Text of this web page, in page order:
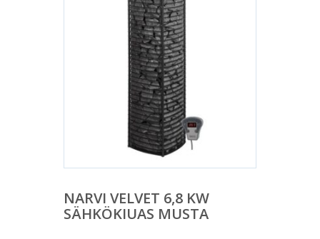
NARVI VELVET 6,8 KW
SÄHKÖKIUAS MUSTA